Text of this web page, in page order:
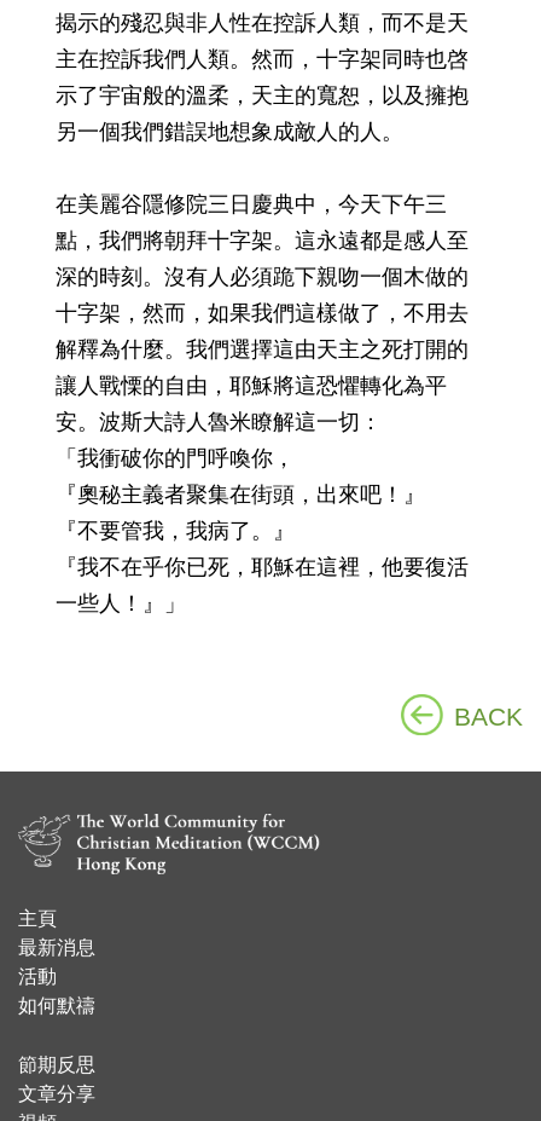
揭示的殘忍與非人性在控訴人類，而不是天
主在控訴我們人類。然而，十字架同時也啓
示了宇宙般的溫柔，天主的寬恕，以及擁抱
另一個我們錯誤地想象成敵人的人。
在美麗谷隱修院三日慶典中，今天下午三
點，我們將朝拜十字架。這永遠都是感人至
深的時刻。沒有人必須跪下親吻一個木做的
十字架，然而，如果我們這樣做了，不用去
解釋為什麼。我們選擇這由天主之死打開的
讓人戰慄的自由，耶穌將這恐懼轉化為平
安。波斯大詩人魯米瞭解這一切：
「我衝破你的門呼喚你，
『奧秘主義者聚集在街頭，出來吧！』
『不要管我，我病了。』
『我不在乎你已死，耶穌在這裡，他要復活
一些人！』」
BACK
主頁
​最新消息
活動
如何默禱
節期反思
文章分享